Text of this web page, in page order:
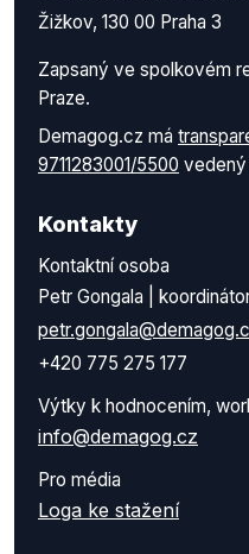
Žižkov, 130 00 Praha 3
Zapsaný ve spolkovém
Praze.
Demagog.cz má
9711283001/5500 vedený
Kontakty
Kontaktní osoba
Petr Gongala |
+420 775 275 177
Výtky k hodnocením,
info@demagog.cz
Pro média
Loga ke stažení